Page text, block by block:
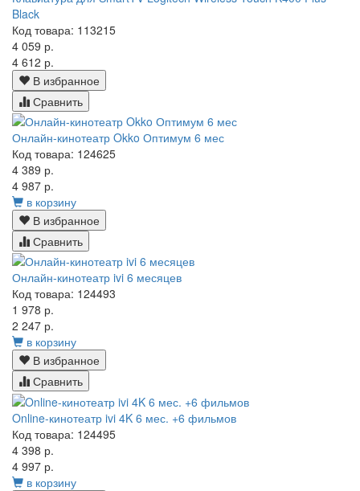
Black
Код товара: 113215
4 059 р.
4 612 р.
В избранное
Сравнить
Онлайн-кинотеатр Okko Оптимум 6 мес
Код товара: 124625
4 389 р.
4 987 р.
в корзину
В избранное
Сравнить
Онлайн-кинотеатр ivi 6 месяцев
Код товара: 124493
1 978 р.
2 247 р.
в корзину
В избранное
Сравнить
Online-кинотеатр ivi 4K 6 мес. +6 фильмов
Код товара: 124495
4 398 р.
4 997 р.
в корзину